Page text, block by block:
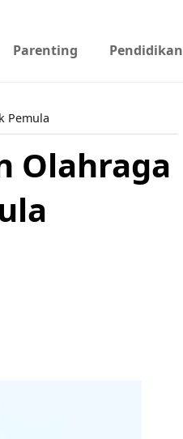
Parenting Pendidikan
Pemula
Olahraga